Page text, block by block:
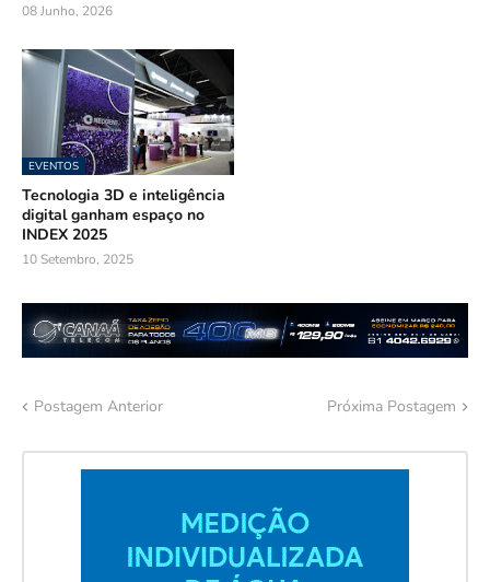
08 Junho, 2026
EVENTOS
Tecnologia 3D e inteligência
digital ganham espaço no
INDEX 2025
10 Setembro, 2025
Postagem Anterior Próxima Postagem